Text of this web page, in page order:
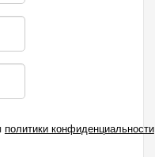
политики конфиденциальности